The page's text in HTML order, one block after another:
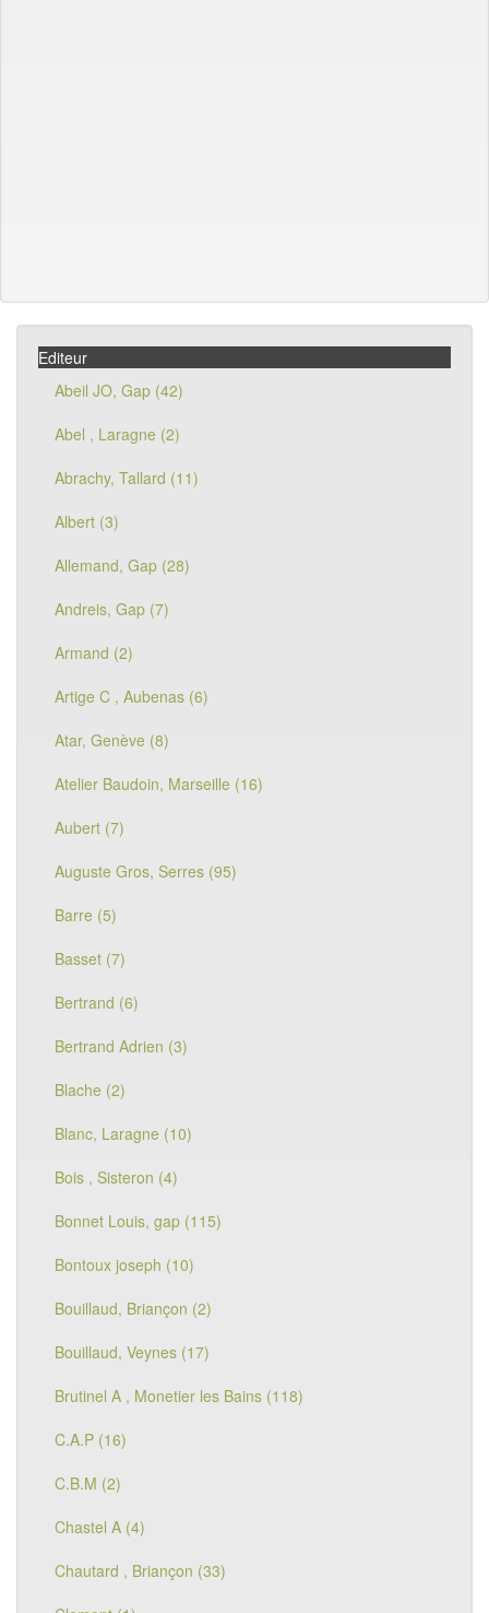
Editeur
Abeil JO, Gap (42)
Abel , Laragne (2)
Abrachy, Tallard (11)
Albert (3)
Allemand, Gap (28)
Andreis, Gap (7)
Armand (2)
Artige C , Aubenas (6)
Atar, Genève (8)
Atelier Baudoin, Marseille (16)
Aubert (7)
Auguste Gros, Serres (95)
Barre (5)
Basset (7)
Bertrand (6)
Bertrand Adrien (3)
Blache (2)
Blanc, Laragne (10)
Bois , Sisteron (4)
Bonnet Louis, gap (115)
Bontoux joseph (10)
Bouillaud, Briançon (2)
Bouillaud, Veynes (17)
Brutinel A , Monetier les Bains (118)
C.A.P (16)
C.B.M (2)
Chastel A (4)
Chautard , Briançon (33)